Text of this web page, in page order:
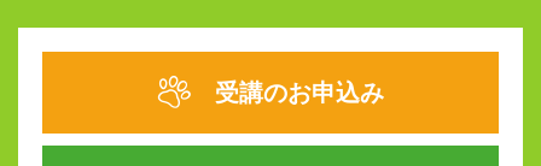
受講のお申込み